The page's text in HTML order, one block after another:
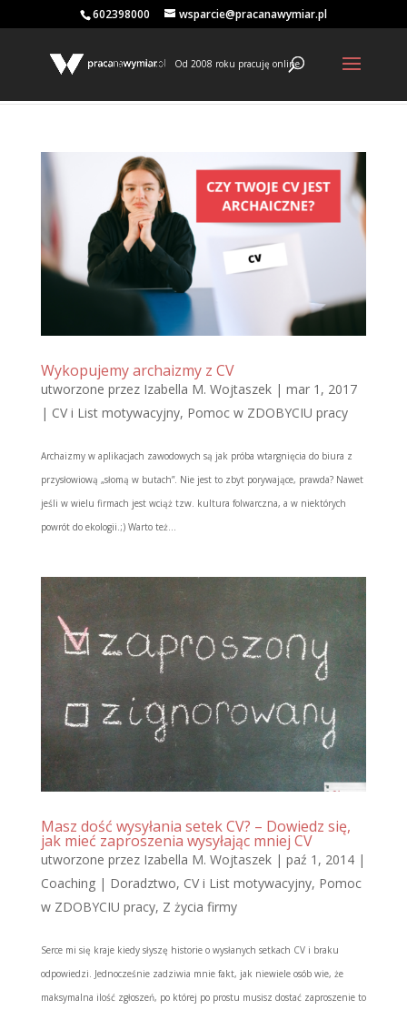
602398000 wsparcie@pracanawymiar.pl
Od 2008 roku pracuję online
Wykopujemy archaizmy z CV
utworzone przez Izabella M. Wojtaszek| mar 1, 2017
| CV i List motywacyjny, Pomoc w ZDOBYCIU pracy
Archaizmy w aplikacjach zawodowych są jak próba wtargnięcia do biura z
przysłowiową „słomą w butach”. Nie jest to zbyt porywające, prawda? Nawet
jeśli w wielu firmach jest wciąż tzw. kultura folwarczna, a w niektórych
powrót do ekologii.;) Warto też...
Masz dość wysyłania setek CV? – Dowiedz się,
jak mieć zaproszenia wysyłając mniej CV
utworzone przez Izabella M. Wojtaszek| paź 1, 2014|
Coaching | Doradztwo, CV i List motywacyjny, Pomoc
w ZDOBYCIU pracy, Z życia firmy
Serce mi się kraje kiedy słyszę historie o wysłanych setkach CV i braku
odpowiedzi. Jednocześnie zadziwia mnie fakt, jak niewiele osób wie, że
maksymalna ilość zgłoszeń, po której po prostu musisz dostać zaproszenie to